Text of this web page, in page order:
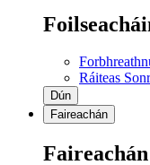
Ráiteas
Dún
Faireachán
Faireachán